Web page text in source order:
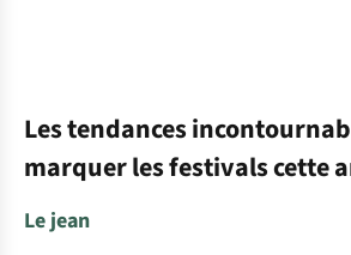
Les tendances
marquer les festivals cette
Le jean